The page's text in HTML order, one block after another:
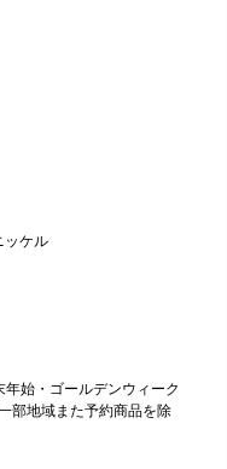
ッケル
始・ゴールデンウィーク
部地域また予約商品を除